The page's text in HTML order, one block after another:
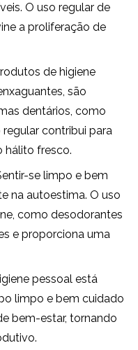
O uso regular de
a proliferação de
de higiene
são
dentários, como
contribui para
hálito fresco.
se limpo e bem
na autoestima. O uso
como desodorantes
e proporciona uma
pessoal está
limpo e bem cuidado
bem-estar, tornando